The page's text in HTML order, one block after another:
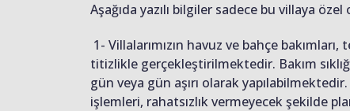
Aşağıda yazılı bilgiler sadece bu villaya
1- Villalarımızın havuz ve bahçe
titizlikle gerçekleştirilmektedir. Bakım
gün veya gün aşırı olarak
işlemleri, rahatsızlık vermeyecek şekilde